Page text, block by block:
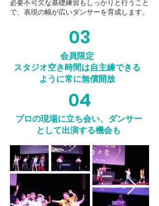
必要不可欠な基礎練習もしっかりと行うこと
で、表現の幅が広いダンサーを育成します。
03
会員限定
スタジオ空き時間は自主練できる
ように常に無償開放
04
プロの現場に立ち会い、ダンサー
として出演する機会も